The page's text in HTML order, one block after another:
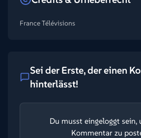
France Télévisions
Sei der Erste, der einen
hinterlässt!
Du musst eingeloggt sein,
Kommentar zu